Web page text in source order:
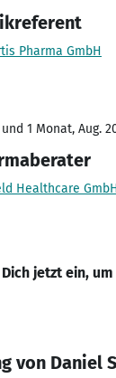
Pharma GmbH
1 Monat, Aug.
Healthcare
Dich jetzt ein,
von Daniel